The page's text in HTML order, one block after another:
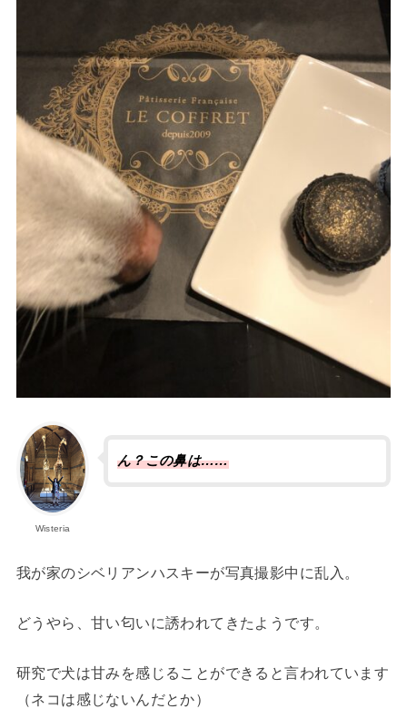
Wisteria
ん？この鼻は……
我が家のシベリアンハスキーが写真撮影中に乱入。
どうやら、甘い匂いに誘われてきたようです。
研究で犬は甘みを感じることができると言われています
（ネコは感じないんだとか）